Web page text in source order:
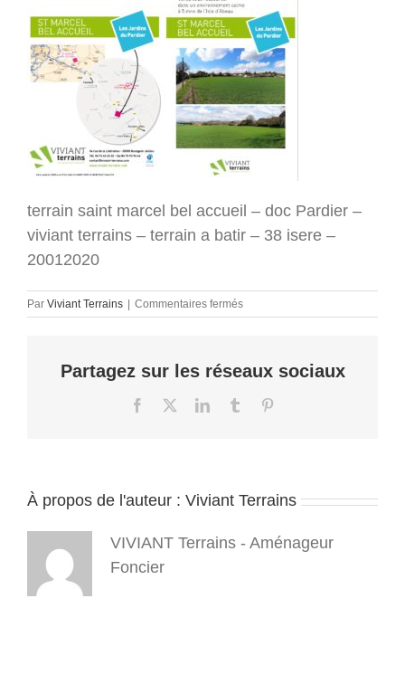
terrain saint marcel bel accueil – doc Pardier –
viviant terrains – terrain a batir – 38 isere –
20012020
Par Viviant Terrains Commentaires ferméssur
St
Accueil
Pardier
terrains
–
Partagez sur les réseaux sociaux
Facebook LinkedInTumblr
À propos de l'auteur : Viviant Terrains
VIVIANT Terrains - Aménageur
Foncier